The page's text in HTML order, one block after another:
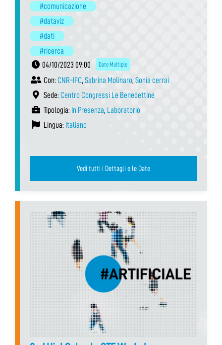
#comunicazione
#dataviz
#dati
#ricerca
04/10/2023 09:00
Date Multiple
Con: CNR-IFC, Sabrina Molinaro, Sonia cerrai
Sede: Centro Congressi Le Benedettine
Tipologia: In Presenza, Laboratorio
Lingua: Italiano
Vedi tutti i Dettagli e le Date